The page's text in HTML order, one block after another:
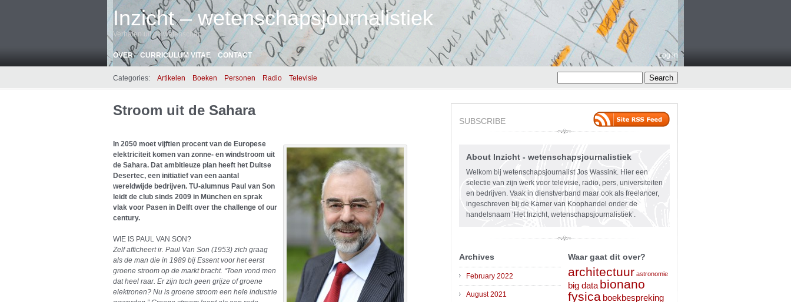
Inzicht – wetenschapsjournalistiek
Verhalen uit de wetenschap
OVER CURRICULUM VITAE CONTACT Log in
Categories: Artikelen Boeken Personen Radio Televisie
Stroom uit de Sahara
In 2050 moet vijftien procent van de Europese
elektriciteit komen van zonne- en windstroom uit
de Sahara. Dat ambitieuze plan heeft het Duitse
Desertec, een initiatief van een aantal
wereldwijde bedrijven. TU-alumnus Paul van Son
leidt de club sinds 2009 in München en sprak
vlak voor Pasen in Delft over the challenge of our
century.
WIE IS PAUL VAN SON?
Zelf afficheert ir. Paul Van Son (1953) zich graag
als de man die in 1989 bij Essent voor het eerst
groene stroom op de markt bracht. “Toen vond men
dat heel raar. Er zijn toch geen grijze of groene
elektronen? Nu is groene stroom een hele industrie
SUBSCRIBE
About Inzicht - wetenschapsjournalistiek
Welkom bij wetenschapsjournalist Jos Wassink. Hier een
selectie van zijn werk voor televisie, radio, pers, universiteiten
en bedrijven. Vaak in dienstverband maar ook als freelancer,
ingeschreven bij de Kamer van Koophandel onder de
handelsnaam ‘Het Inzicht, wetenschapsjournalistiek’.
Archives
February 2022
August 2021
Waar gaat dit over?
architectuur astronomie
big data bionano
fysica boekbespreking